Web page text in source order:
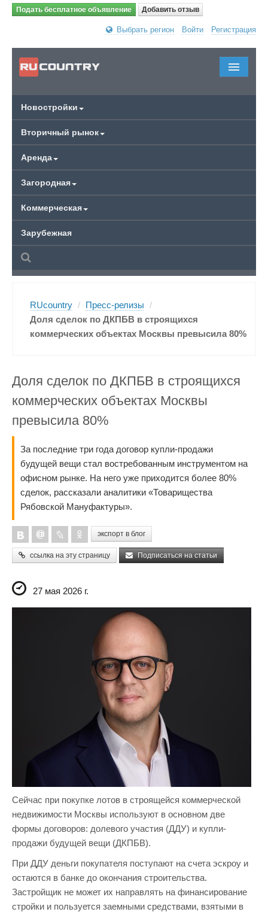
Подать бесплатное объявление Добавить отзыв
Выбрать регион Войти Регистрация
Новостройки
Вторичный рынок
Аренда
Загородная
Коммерческая
Зарубежная
RUcountry / Пресс-релизы /
Доля сделок по ДКПБВ в строящихся
коммерческих объектах Москвы превысила 80%
Доля сделок по ДКПБВ в строящихся
коммерческих объектах Москвы
превысила 80%
За последние три года договор купли-продажи
будущей вещи стал востребованным инструментом на
офисном рынке. На него уже приходится более 80%
сделок, рассказали аналитики «Товарищества
Рябовской Мануфактуры».
экспорт в блог
ссылка на эту страницу Подписаться на статьи
27 мая 2026 г.
Сейчас при покупке лотов в строящейся коммерческой
недвижимости Москвы используют в основном две
формы договоров: долевого участия (ДДУ) и купли-
продажи будущей вещи (ДКПБВ).
При ДДУ деньги покупателя поступают на счета эскроу и
остаются в банке до окончания строительства.
Застройщик не может их направлять на финансирование
стройки и пользуется заемными средствами, взятыми в